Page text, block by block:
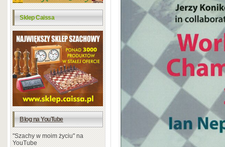
Sklep Caissa
Blog na YouTube
"Szachy w moim życiu" na
YouTube